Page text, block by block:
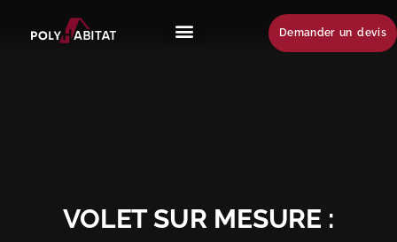
Demander un devis
VOLET SUR MESURE :